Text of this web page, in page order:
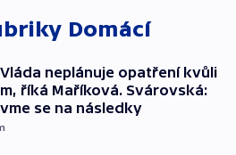
Domácí
Vláda neplánuje opatření kvůli
říká Maříková. Svárovská:
se na následky